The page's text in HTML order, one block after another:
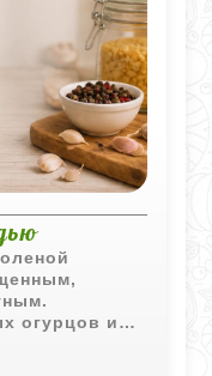
огурцов и
и